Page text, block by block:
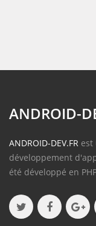
ANDROID-
ANDROID-DEV.FR est
développement
été développé en